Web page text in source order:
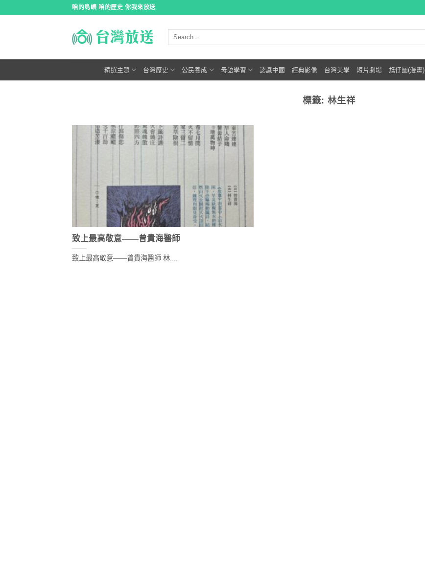
咱的島嶼 咱的歷史 你我來放送
精選主題 台灣歷史 公民養成 母語學習 認識中國 經典影像 台灣美學 短片劇場 尪仔圖(漫畫)
標籤: 林生祥
致上最高敬意——曾貴海醫師
致上最高敬意——曾貴海醫師 林....